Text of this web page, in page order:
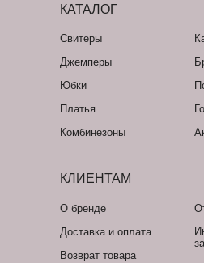
КЛИЕНТАМ
Доставка и оплата
Возврат товара
О бренде
КАТАЛОГ
Свитеры
Джемперы
Платья
Комбинезоны
Юбки